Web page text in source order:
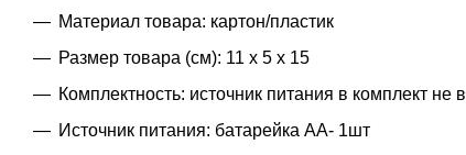
Материал товара: картон/пластик
Размер товара (см): 11 х 5 х 15
Комплектность: источник питания в комплект не
Источник питания: батарейка АА- 1шт